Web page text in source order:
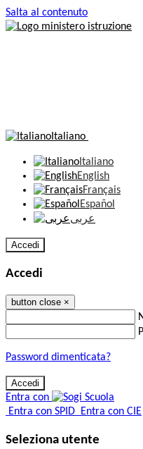
Salta al contenuto
Italiano
Italiano
English
Français
Español
عربى
Accedi
Accedi
button close ×
Password dimenticata?
Entra con
Entra con SPID Entra con CIE
Seleziona utente